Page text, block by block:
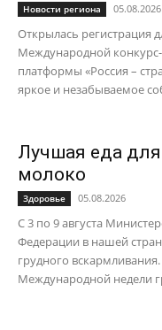
Новости региона 05.08.2026
Открылась регистрация
Международной
платформы «Россия –
яркое и незабываемое
Лучшая еда
молоко
Здоровье 05.08.2026
С 3 по 9 августа
Федерации в нашей
грудного
Международной недели